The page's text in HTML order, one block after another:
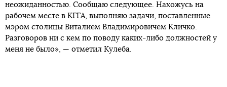
неожиданностью. Сообщаю следующее. Нахожусь на
рабочем месте в КГГА, выполняю задачи, поставленные
мэром столицы Виталием Владимировичем Кличко.
Разговоров ни с кем по поводу каких-либо должностей у
меня не было», — отметил Кулеба.